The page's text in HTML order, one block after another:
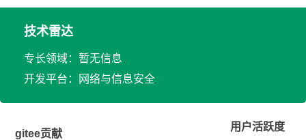
技术雷达
专长领域：暂无信息
开发平台：网络与信息安全
gitee贡献
用户活跃度